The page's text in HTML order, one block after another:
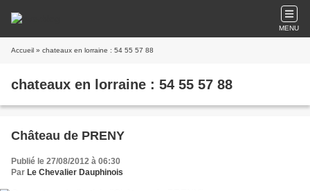
MENU
Accueil » chateaux en lorraine : 54 55 57 88
chateaux en lorraine : 54 55 57 88
Château de PRENY
Publié le 27/08/2012 à 06:30
Par Le Chevalier Dauphinois